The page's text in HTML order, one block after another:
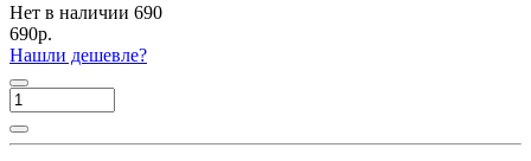
Нет в наличии 690
690р.
Нашли дешевле?